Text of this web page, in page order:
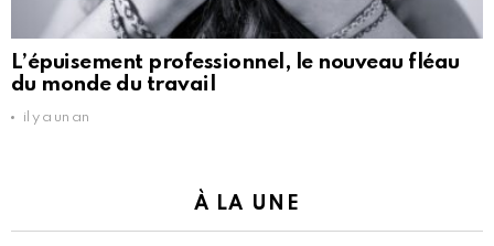
L’épuisement professionnel, le nouveau fléau
du monde du travail
il y a un an
À LA UNE